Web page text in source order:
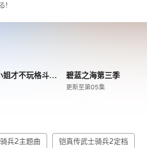
!
感谢对战大小姐才不玩格斗游戏 碧蓝之海第三季
更新至第05集
兵2主题曲 铠真传武士骑兵2定档